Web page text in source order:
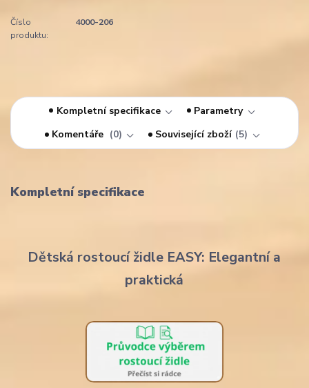
Číslo
produktu:
4000-206
Kompletní specifikace
Parametry
Komentáře
0 Související zboží 5
Kompletní specifikace
Dětská rostoucí židle EASY: Elegantní a
praktická